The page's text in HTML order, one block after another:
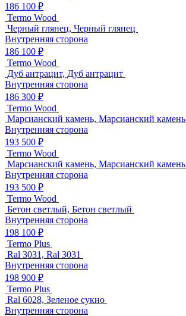
186 100 ₽
Termo Wood
Черный глянец, Черный глянец
Внутренняя сторона
186 100 ₽
Termo Wood
Дуб антрацит, Дуб антрацит
Внутренняя сторона
186 300 ₽
Termo Wood
Марсианский камень, Марсианский камень
Внутренняя сторона
193 500 ₽
Termo Wood
Марсианский камень, Марсианский камень
Внутренняя сторона
193 500 ₽
Termo Wood
Бетон светлый, Бетон светлый
Внутренняя сторона
198 100 ₽
Termo Plus
Ral 3031, Ral 3031
Внутренняя сторона
198 900 ₽
Termo Plus
Ral 6028, Зеленое сукно
Внутренняя сторона